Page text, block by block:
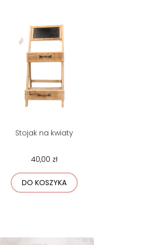
Stojak na kwiaty
40,00 zł
DO KOSZYKA